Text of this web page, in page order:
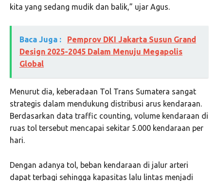
kita yang sedang mudik dan balik,” ujar Agus.
Baca Juga :
Pemprov DKI Jakarta Susun Grand
Design 2025-2045 Dalam Menuju Megapolis
Global
Menurut dia, keberadaan Tol Trans Sumatera sangat
strategis dalam mendukung distribusi arus kendaraan.
Berdasarkan data traffic counting, volume kendaraan di
ruas tol tersebut mencapai sekitar 5.000 kendaraan per
hari.
Dengan adanya tol, beban kendaraan di jalur arteri
dapat terbagi sehingga kapasitas lalu lintas menjadi